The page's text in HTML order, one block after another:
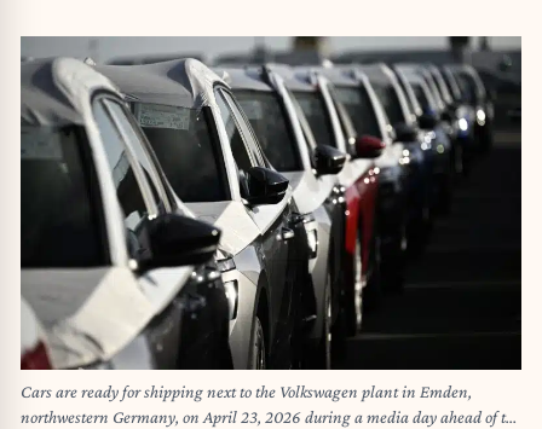
Cars are ready for shipping next to the Volkswagen plant in Emden,
northwestern Germany, on April 23, 2026 during a media day ahead of the